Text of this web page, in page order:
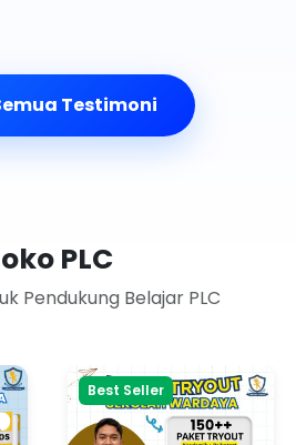
Testimoni
PLC
Pendukung Belajar PLC
Best Seller